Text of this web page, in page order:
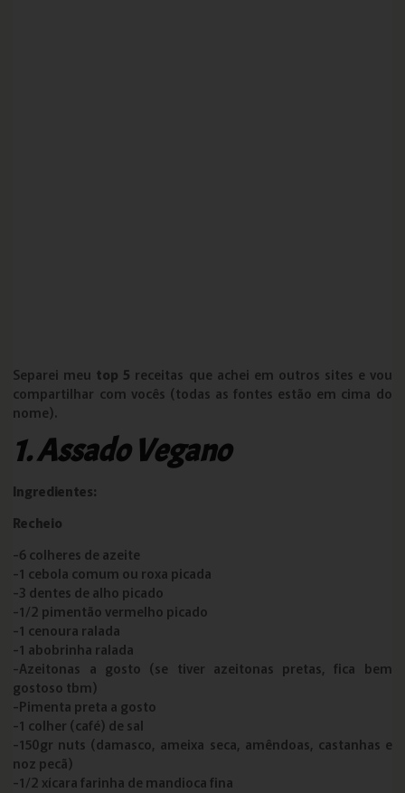
Separei meu top 5 receitas que achei em outros sites e vou
compartilhar com vocês (todas as fontes estão em cima do
nome).
1. Assado Vegano
Ingredientes:
Recheio
-6 colheres de azeite
-1 cebola comum ou roxa picada
-3 dentes de alho picado
-1/2 pimentão vermelho picado
-1 cenoura ralada
-1 abobrinha ralada
-Azeitonas a gosto (se tiver azeitonas pretas, fica bem
gostoso tbm)
-Pimenta preta a gosto
-1 colher (café) de sal
-150gr nuts (damasco, ameixa seca, amêndoas, castanhas e
noz pecã)
-1/2 xícara farinha de mandioca fina